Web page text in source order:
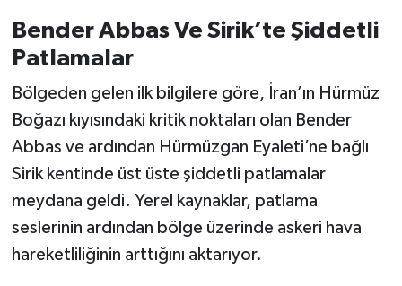
Bender Abbas Ve Sirik’te Şiddetli
Patlamalar
Bölgeden gelen ilk bilgilere göre, İran’ın Hürmüz
Boğazı kıyısındaki kritik noktaları olan Bender
Abbas ve ardından Hürmüzgan Eyaleti’ne bağlı
Sirik kentinde üst üste şiddetli patlamalar
meydana geldi. Yerel kaynaklar, patlama
seslerinin ardından bölge üzerinde askeri hava
hareketliliğinin arttığını aktarıyor.